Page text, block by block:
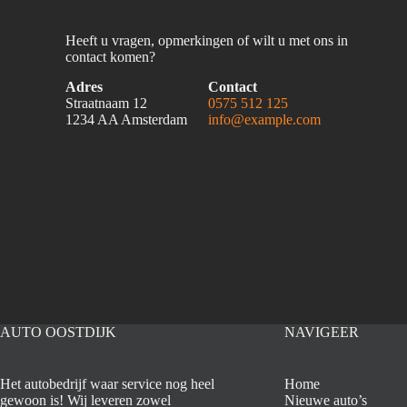
Heeft u vragen, opmerkingen of wilt u met ons in
contact komen?
Adres
Straatnaam 12
1234 AA Amsterdam
Contact
0575 512 125
info@example.com
AUTO OOSTDIJK
Het autobedrijf waar service nog heel
gewoon is! Wij leveren zowel
NAVIGEER
Home
Nieuwe auto’s